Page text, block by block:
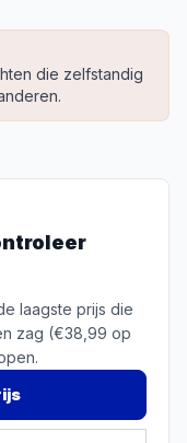
die zelfstandig
laagste prijs die
zag (€38,99 op